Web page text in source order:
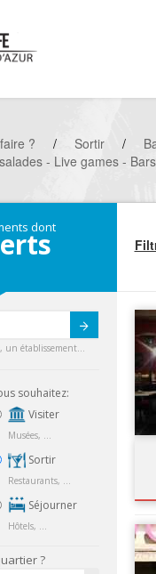
? / Sortir /
- Live games -
dont
un établissement...
souhaitez:
Visiter
Musées, ...
Sortir
Restaurants, ...
Séjourner
Hôtels, ...
?